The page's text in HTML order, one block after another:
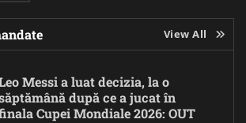
View All
Messi a luat decizia, la o
după ce a jucat în
Cupei Mondiale 2026: OUT